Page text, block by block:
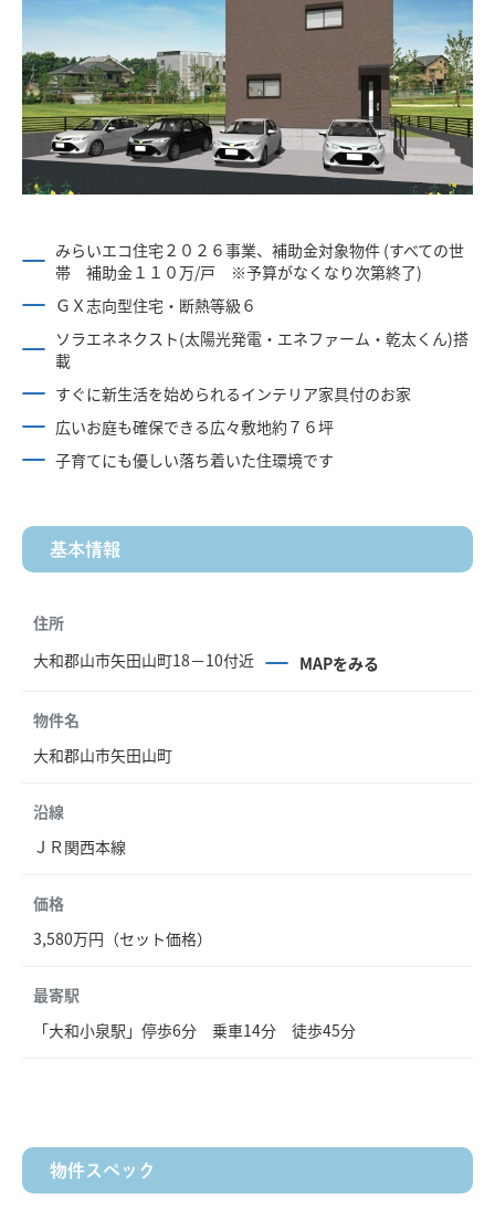
みらいエコ住宅２０２６事業、補助金対象物件 (すべての世
帯 補助金１１０万/戸 ※予算がなくなり次第終了)
ＧＸ志向型住宅・断熱等級６
ソラエネネクスト(太陽光発電・エネファーム・乾太くん)搭
載
すぐに新生活を始められるインテリア家具付のお家
広いお庭も確保できる広々敷地約７６坪
子育てにも優しい落ち着いた住環境です
基本情報
住所
大和郡山市矢田山町18－10付近
MAPをみる
物件名
大和郡山市矢田山町
沿線
ＪＲ関西本線
価格
3,580万円（セット価格）
最寄駅
「大和小泉駅」停歩6分 乗車14分 徒歩45分
物件スペック